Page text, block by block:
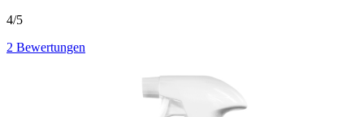
4/5
2 Bewertungen